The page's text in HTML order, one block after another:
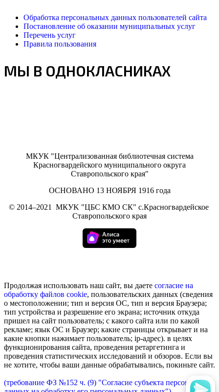
Обработка персональных данных пользователей сайта
Постановление об оказании муниципальных услуг
Перечень услуг
Правила пользования
МЫ В ОДНОКЛАСНИКАХ
МКУК "Централизованная библиотечная система
Красногвардейского муниципального округа
Ставропольского края"
ОСНОВАНО 13 НОЯБРЯ 1916 года
© 2014–2021
МКУK "ЦБС КМО СК" с.Красногвардейское
Ставропольского края
Продолжая использовать наш сайт, вы даете согласие на
обработку файлов cookie, пользовательских данных (сведения
о местоположении; тип и версия ОС, тип и версия Браузера;
тип устройства и разрешение его экрана; источник откуда
пришел на сайт пользователь; с какого сайта или по какой
рекламе; язык ОС и Браузер; какие страницы открывает и на
какие кнопки нажимает пользователь; ip-адрес). в целях
функционирования сайта, проведения ретаргетинга и
проведения статистических исследований и обзоров. Если вы
не хотите, чтобы ваши данные обрабатывались, покиньте сайт.
(требование ФЗ №152 ч. (9) "Согласие субъекта персональных